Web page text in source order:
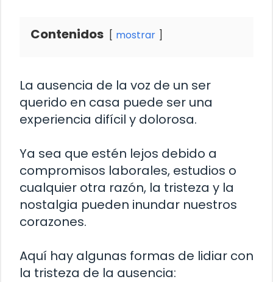
Contenidos mostrar
La ausencia de la voz de un ser
querido en casa puede ser una
experiencia difícil y dolorosa.
Ya sea que estén lejos debido a
compromisos laborales, estudios o
cualquier otra razón, la tristeza y la
nostalgia pueden inundar nuestros
corazones.
Aquí hay algunas formas de lidiar con
la tristeza de la ausencia: